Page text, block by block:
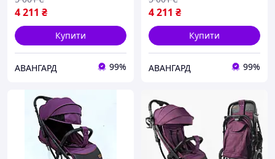
4 211 ₴
Купити
АВАНГАРД 99%
4 211 ₴
Купити
АВАНГАРД 99%